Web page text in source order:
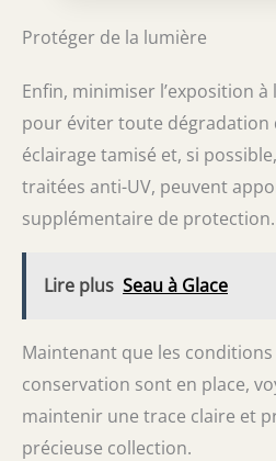
Protéger de la lumière
Enfin, minimiser l’exposition
pour éviter toute dégradation
éclairage tamisé et, si
traitées anti-UV, peuvent
supplémentaire de protection.
Lire plus Seau à Glace
Maintenant que les conditions
conservation sont en place,
maintenir une trace claire et
précieuse collection.